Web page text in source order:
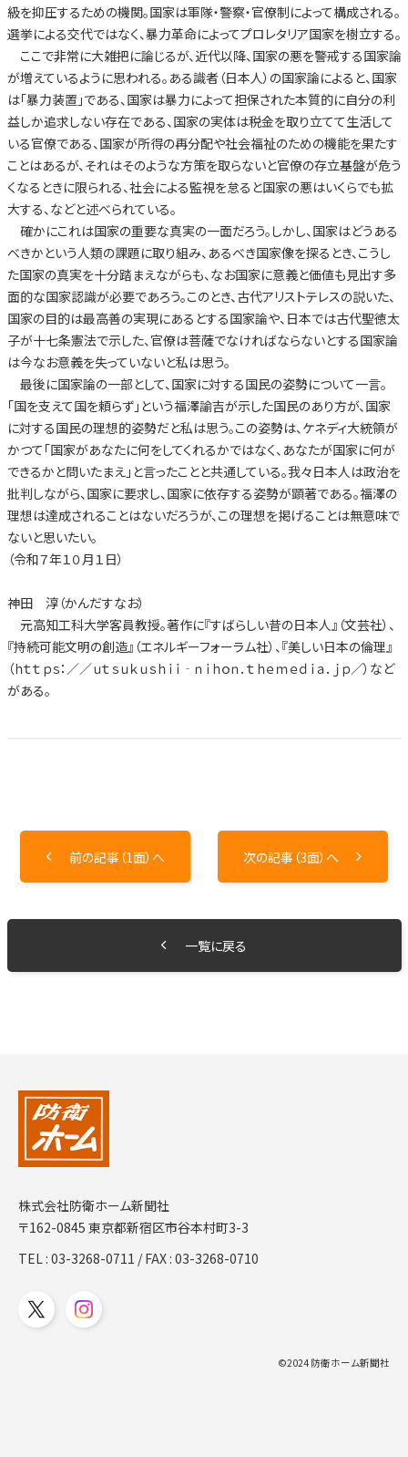
級を抑圧するための機関。国家は軍隊・警察・官僚制によって構成される。
選挙による交代ではなく、暴力革命によってプロレタリア国家を樹立する。
ここで非常に大雑把に論じるが、近代以降、国家の悪を警戒する国家論
が増えているように思われる。ある識者（日本人）の国家論によると、国家
は「暴力装置」である、国家は暴力によって担保された本質的に自分の利
益しか追求しない存在である、国家の実体は税金を取り立てて生活して
いる官僚である、国家が所得の再分配や社会福祉のための機能を果たす
ことはあるが、それはそのような方策を取らないと官僚の存立基盤が危う
くなるときに限られる、社会による監視を怠ると国家の悪はいくらでも拡
大する、などと述べられている。
確かにこれは国家の重要な真実の一面だろう。しかし、国家はどうある
べきかという人類の課題に取り組み、あるべき国家像を探るとき、こうし
た国家の真実を十分踏まえながらも、なお国家に意義と価値も見出す多
面的な国家認識が必要であろう。このとき、古代アリストテレスの説いた、
国家の目的は最高善の実現にあるとする国家論や、日本では古代聖徳太
子が十七条憲法で示した、官僚は菩薩でなければならないとする国家論
は今なお意義を失っていないと私は思う。
最後に国家論の一部として、国家に対する国民の姿勢について一言。
「国を支えて国を頼らず」という福澤諭吉が示した国民のあり方が、国家
に対する国民の理想的姿勢だと私は思う。この姿勢は、ケネディ大統領が
かつて「国家があなたに何をしてくれるかではなく、あなたが国家に何が
できるかと問いたまえ」と言ったことと共通している。我々日本人は政治を
批判しながら、国家に要求し、国家に依存する姿勢が顕著である。福澤の
理想は達成されることはないだろうが、この理想を掲げることは無意味で
ないと思いたい。
（令和７年１０月１日）
神田 淳（かんだすなお）
元高知工科大学客員教授。著作に『すばらしい昔の日本人』（文芸社）、
『持続可能文明の創造』（エネルギーフォーラム社）、『美しい日本の倫理』
（ｈｔｔｐｓ：／／ｕｔｓｕｋｕｓｈｉｉ‐ｎｉｈｏｎ．ｔｈｅｍｅｄｉａ．ｊｐ／）など
がある。
前の記事（1面）へ 次の記事（3面）へ
一覧に戻る
株式会社防衛ホーム新聞社
〒162-0845 東京都新宿区市谷本村町3-3
TEL :03-3268-0711 / FAX : 03-3268-0710
©2024 防衛ホーム新聞社